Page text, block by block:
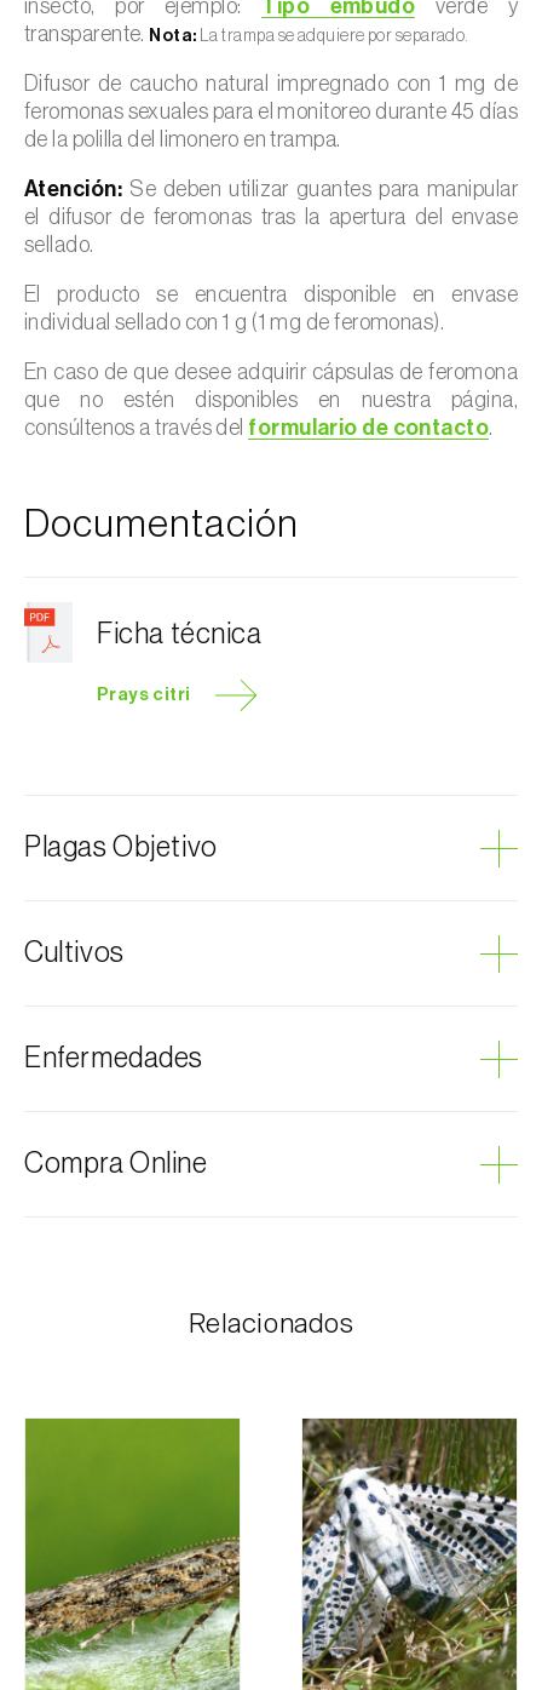
insecto, por ejemplo: Tipo embudo verde y
transparente. Nota: La trampa se adquiere por separado.
Difusor de caucho natural impregnado con 1 mg de
feromonas sexuales para el monitoreo durante 45 días
de la polilla del limonero en trampa.
Atención: Se deben utilizar guantes para manipular
el difusor de feromonas tras la apertura del envase
sellado.
El producto se encuentra disponible en envase
individual sellado con 1 g (1 mg de feromonas).
En caso de que desee adquirir cápsulas de feromona
que no estén disponibles en nuestra página,
consúltenos a través del formulario de contacto.
Documentación
Ficha técnica
Prays citri
Plagas Objetivo
Cultivos
Limón
Enfermedades
Compra Online
posible con la información correspondiente al importe
total del pedido y los datos para el pago.
Para cualquier duda, contáctenos:
Teléfono:212 333 019
Email:info@biosani.com
Formulario de contacto
Relacionados